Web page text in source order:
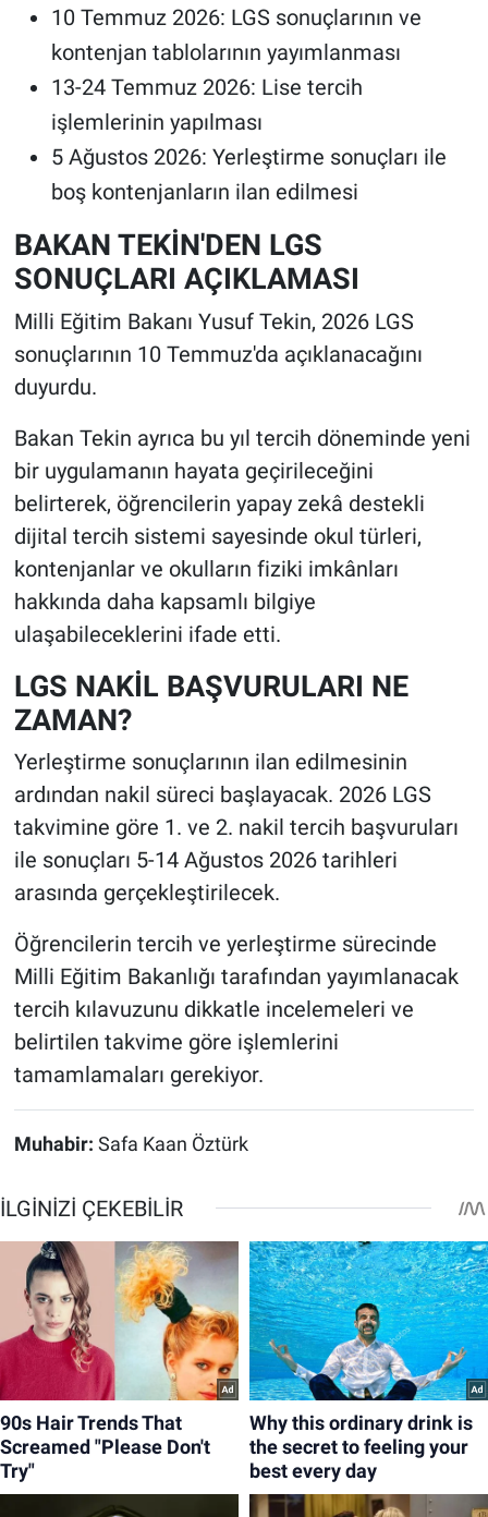
10 Temmuz 2026: LGS sonuçlarının ve
kontenjan tablolarının yayımlanması
13-24 Temmuz 2026: Lise tercih
işlemlerinin yapılması
5 Ağustos 2026: Yerleştirme sonuçları ile
boş kontenjanların ilan edilmesi
BAKAN TEKİN'DEN LGS
SONUÇLARI AÇIKLAMASI
Milli Eğitim Bakanı Yusuf Tekin, 2026 LGS
sonuçlarının 10 Temmuz'da açıklanacağını
duyurdu.
Bakan Tekin ayrıca bu yıl tercih döneminde yeni
bir uygulamanın hayata geçirileceğini
belirterek, öğrencilerin yapay zekâ destekli
dijital tercih sistemi sayesinde okul türleri,
kontenjanlar ve okulların fiziki imkânları
hakkında daha kapsamlı bilgiye
ulaşabileceklerini ifade etti.
LGS NAKİL BAŞVURULARI NE
ZAMAN?
Yerleştirme sonuçlarının ilan edilmesinin
ardından nakil süreci başlayacak. 2026 LGS
takvimine göre 1. ve 2. nakil tercih başvuruları
ile sonuçları 5-14 Ağustos 2026 tarihleri
arasında gerçekleştirilecek.
Öğrencilerin tercih ve yerleştirme sürecinde
Milli Eğitim Bakanlığı tarafından yayımlanacak
tercih kılavuzunu dikkatle incelemeleri ve
belirtilen takvime göre işlemlerini
tamamlamaları gerekiyor.
Muhabir: Safa Kaan Öztürk